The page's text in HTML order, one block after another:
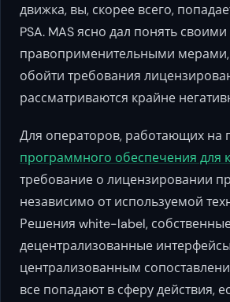
движка, вы, скорее всего,
PSA. MAS ясно дал понять своими
правоприменительными мерами,
обойти требования
рассматриваются крайне
Для операторов, работающих на
программного обеспечения для
требование о лицензировании
независимо от используемой
Решения white-label,
децентрализованные
централизованным
все попадают в сферу действия,